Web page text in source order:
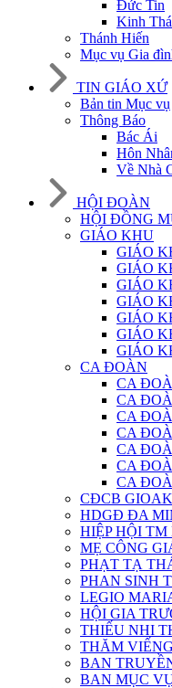
Đức Tin
Kinh
Thánh Hiến
Mục vụ Gia
TIN GIÁO XỨ
Bản tin Mục vụ
Thông Báo
Bác Ái
Hôn
Về Nhà
HỘI ĐOÀN
HỘI ĐỒNG
GIÁO KHU
GIÁO
GIÁO
GIÁO
GIÁO
GIÁO
GIÁO
GIÁO
CA ĐOÀN
CA
CA
CA
CA
CA
CA
CA
CĐCB
HDGĐ ĐA
HIỆP HỘI TM
MẸ CÔNG
PHẠT TẠ
PHAN SINH
LEGIO
HỘI GIA
THIẾU NHI
THĂM
BAN
BAN MỤC